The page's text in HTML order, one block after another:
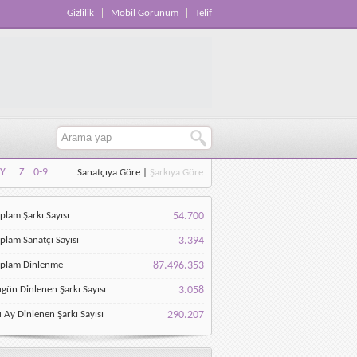
Gizlilik Mobil Görünüm Telif
Y Z
0-9
Y Z 0-9
Sanatçıya Göre Şarkıya Göre
Şarkı Sayısı 54.700
Sanatçı Sayısı 3.394
Dinlenme 87.496.353
Dinlenen Şarkı Sayısı 3.058
Ay Dinlenen Şarkı Sayısı 290.207